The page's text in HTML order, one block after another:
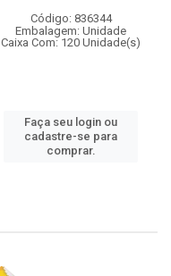
Código: 836344
Embalagem: Unidade
Caixa Com: 120 Unidade(s)
Faça seu login ou
cadastre-se para
comprar.